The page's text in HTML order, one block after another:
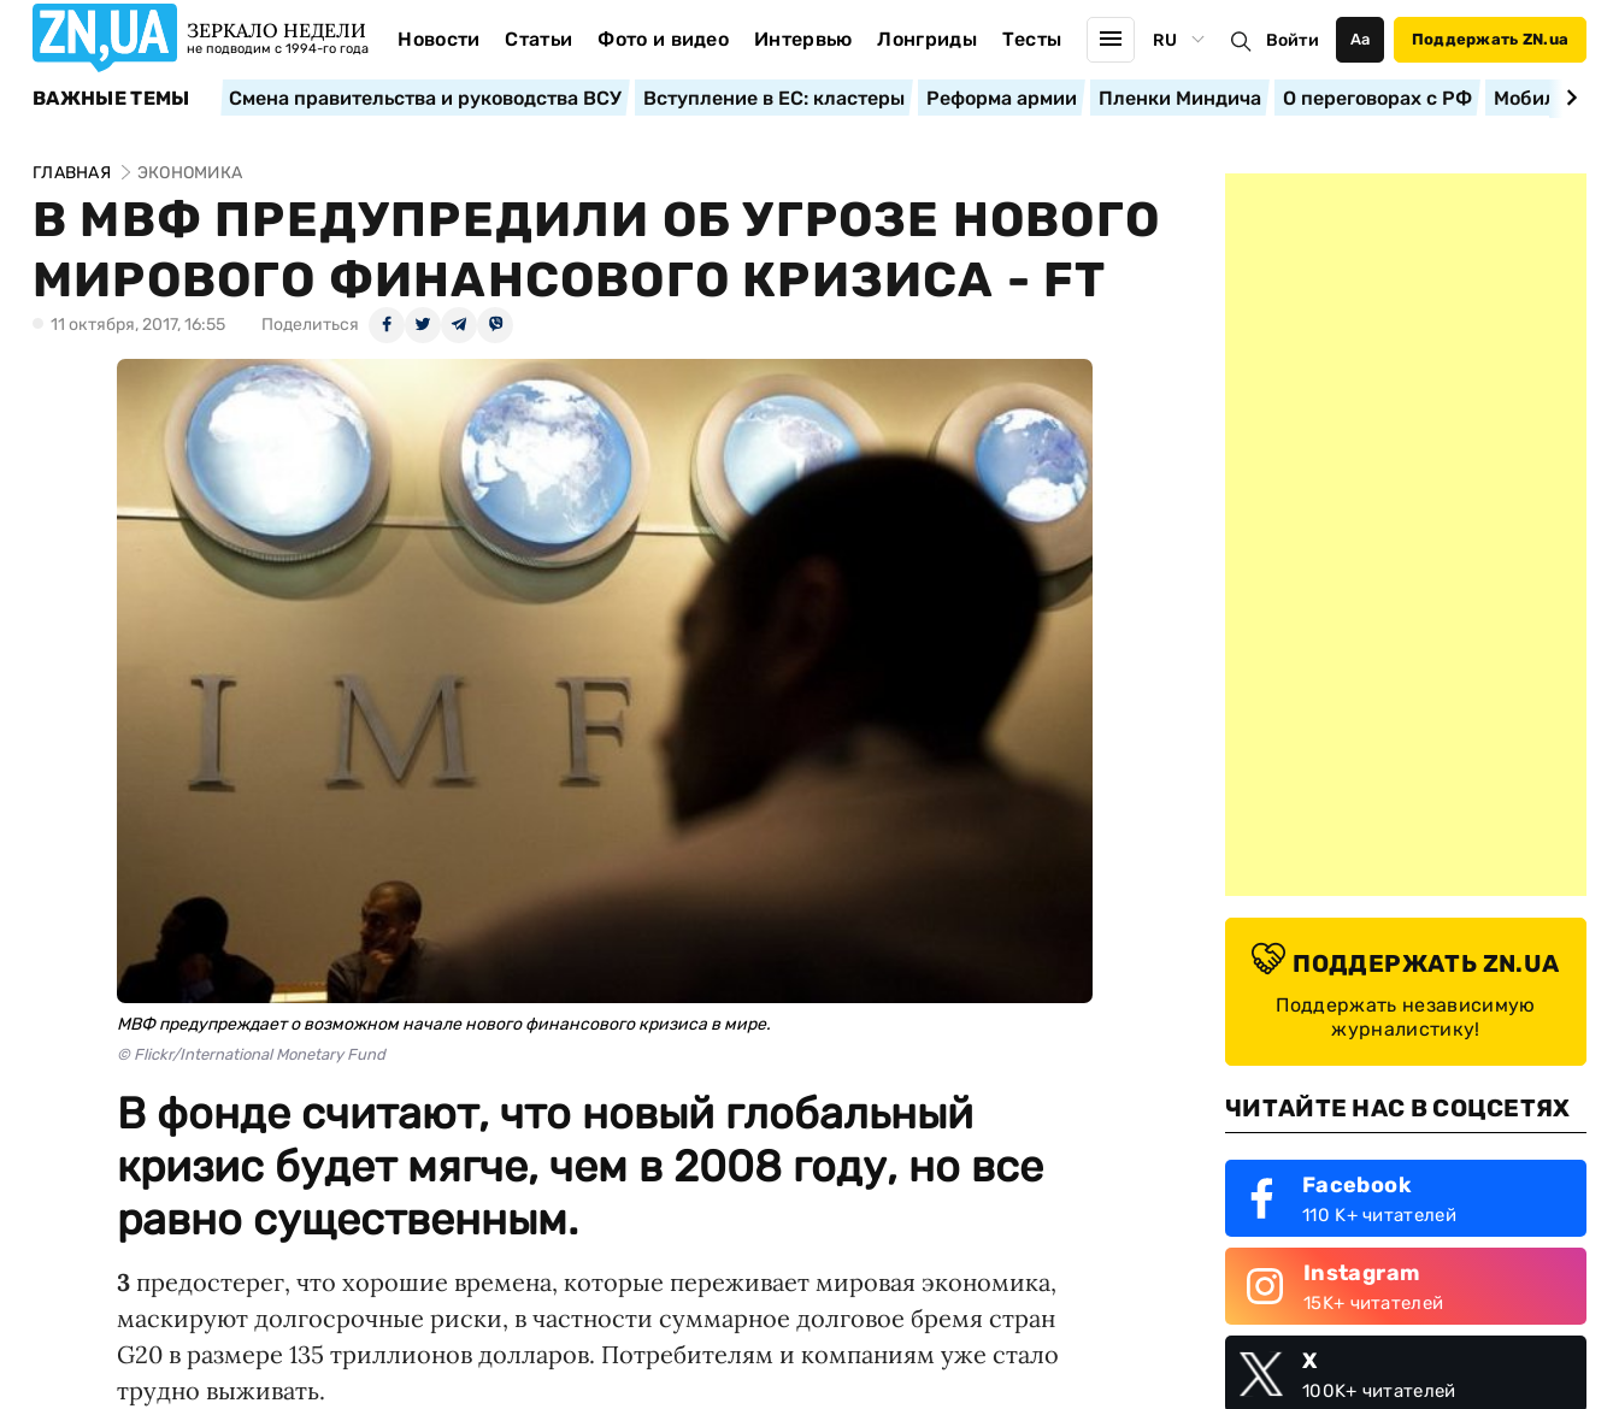
ЗЕРКАЛО НЕДЕЛИ
не подводим с 1994-го года Новости Статьи Фото и видео Интервью Лонгриды Тесты RU Войти Аа Поддержать ZN.ua
ВАЖНЫЕ ТЕМЫ Смена правительства и руководства ВСУ Вступление в ЕС: кластеры Реформа армии Пленки Миндича О переговорах с РФ
ГЛАВНАЯ ЭКОНОМИКА
В МВФ ПРЕДУПРЕДИЛИ ОБ УГРОЗЕ НОВОГО
МИРОВОГО ФИНАНСОВОГО КРИЗИСА - FT
11 октября, 2017, 16:55 Поделиться
МВФ предупреждает о возможном начале нового финансового кризиса в мире.
© Flickr/International Monetary Fund
В фонде считают, что новый глобальный
кризис будет мягче, чем в 2008 году, но все
равно существенным.
3 предостерег, что хорошие времена, которые переживает мировая экономика,
маскируют долгосрочные риски, в частности суммарное долговое бремя стран
G20 в размере 135 триллионов долларов. Потребителям и компаниям уже стало
трудно выживать.
ПОДДЕРЖАТЬ ZN.UA
Поддержать независимую
журналистику!
ЧИТАЙТЕ НАС В СОЦСЕТЯХ
Facebook
110 K+ читателей
Instagram
15K+ читателей
X
100K+ читателей